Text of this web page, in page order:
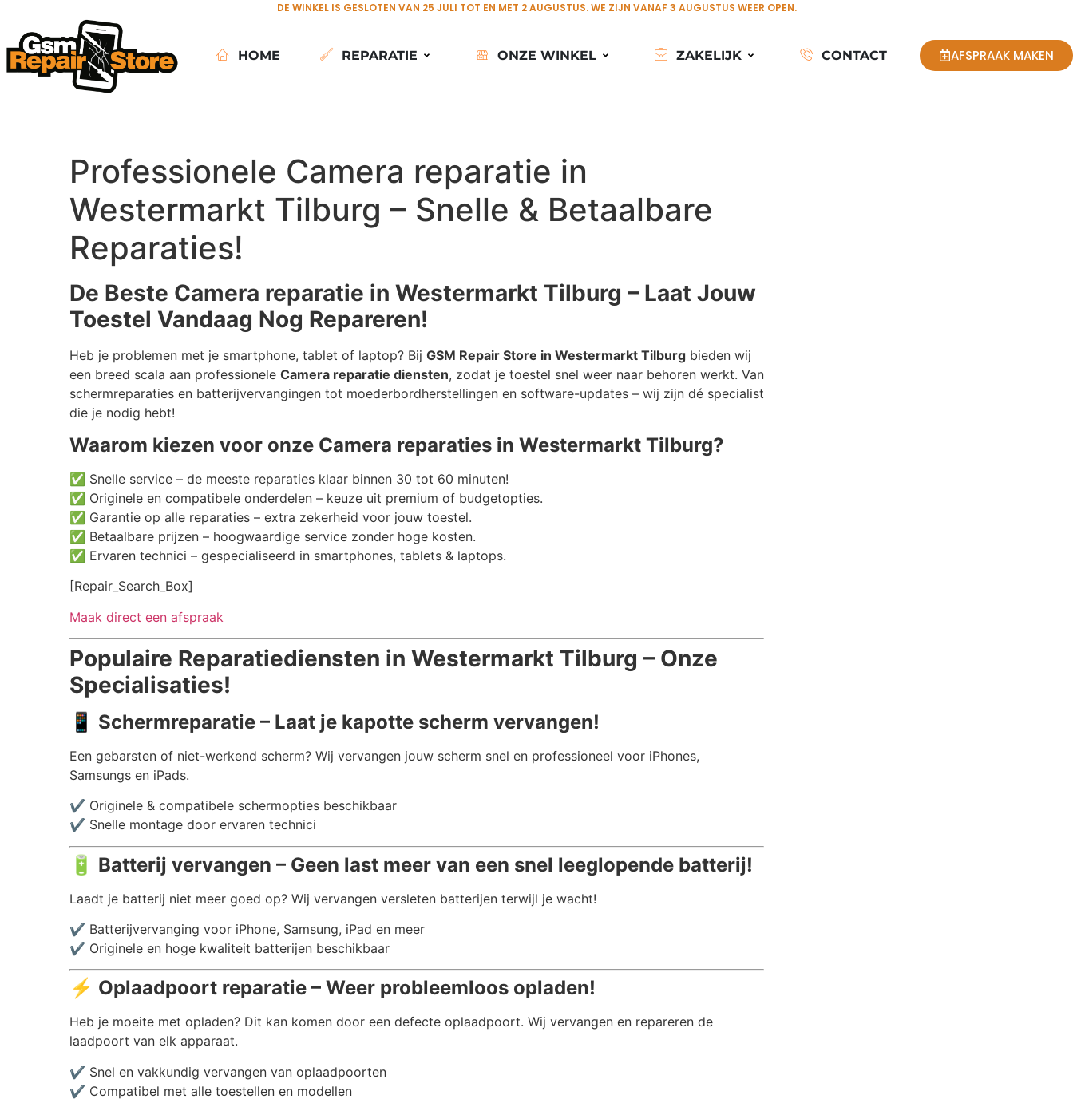
DE WINKEL IS GESLOTEN VAN 25 JULI TOT EN MET 2 AUGUSTUS. WE ZIJN VANAF 3 AUGUSTUS WEER OPEN.
HOME REPARATIE ONZE WINKEL ZAKELIJK CONTACT AFSPRAAK MAKEN
Professionele Camera reparatie in
Westermarkt Tilburg – Snelle & Betaalbare
Reparaties!
De Beste Camera reparatie in Westermarkt Tilburg – Laat Jouw
Toestel Vandaag Nog Repareren!
Heb je problemen met je smartphone, tablet of laptop? Bij GSM Repair Store in Westermarkt Tilburg bieden wij
een breed scala aan professionele Camera reparatie diensten, zodat je toestel snel weer naar behoren werkt. Van
schermreparaties en batterijvervangingen tot moederbordherstellingen en software-updates – wij zijn dé specialist
die je nodig hebt!
Waarom kiezen voor onze Camera reparaties in Westermarkt Tilburg?
✅ Snelle service – de meeste reparaties klaar binnen 30 tot 60 minuten!
✅ Originele en compatibele onderdelen – keuze uit premium of budgetopties.
✅ Garantie op alle reparaties – extra zekerheid voor jouw toestel.
✅ Betaalbare prijzen – hoogwaardige service zonder hoge kosten.
✅ Ervaren technici – gespecialiseerd in smartphones, tablets & laptops.
[Repair_Search_Box]
Maak direct een afspraak
Populaire Reparatiediensten in Westermarkt Tilburg – Onze
Specialisaties!
📱 Schermreparatie – Laat je kapotte scherm vervangen!
Een gebarsten of niet-werkend scherm? Wij vervangen jouw scherm snel en professioneel voor iPhones,
Samsungs en iPads.
✔️ Originele & compatibele schermopties beschikbaar
✔️ Snelle montage door ervaren technici
🔋 Batterij vervangen – Geen last meer van een snel leeglopende batterij!
Laadt je batterij niet meer goed op? Wij vervangen versleten batterijen terwijl je wacht!
✔️ Batterijvervanging voor iPhone, Samsung, iPad en meer
✔️ Originele en hoge kwaliteit batterijen beschikbaar
⚡ Oplaadpoort reparatie – Weer probleemloos opladen!
Heb je moeite met opladen? Dit kan komen door een defecte oplaadpoort. Wij vervangen en repareren de
laadpoort van elk apparaat.
✔️ Snel en vakkundig vervangen van oplaadpoorten
✔️ Compatibel met alle toestellen en modellen